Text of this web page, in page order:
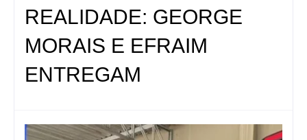
REALIDADE: GEORGE
MORAIS E EFRAIM
ENTREGAM